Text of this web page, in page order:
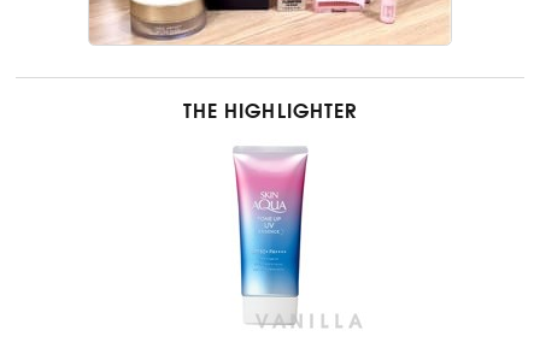
THE HIGHLIGHTER